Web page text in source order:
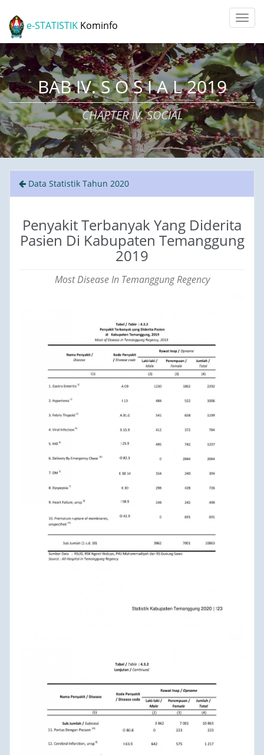
e-STATISTIK Kominfo
BAB IV. S O S I A L 2019
CHAPTER IV. SOCIAL
Data Statistik Tahun 2020
Penyakit Terbanyak Yang Diderita
Pasien Di Kabupaten Temanggung
2019
Most Disease In Temanggung Regency